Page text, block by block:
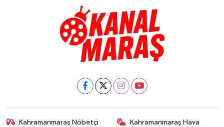
Kahramanmaraş Nöbetçi
Kahramanmaraş Hava